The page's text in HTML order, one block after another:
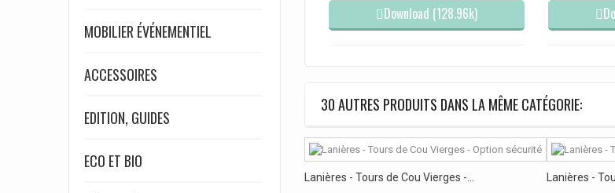
MOBILIER ÉVÉNEMENTIEL
ACCESSOIRES
EDITION, GUIDES
ECO ET BIO
Download (128.96k)
30 AUTRES PRODUITS DANS LA MÊME CATÉGORIE:
Lanières - Tours de Cou Vierges -... Lanières -